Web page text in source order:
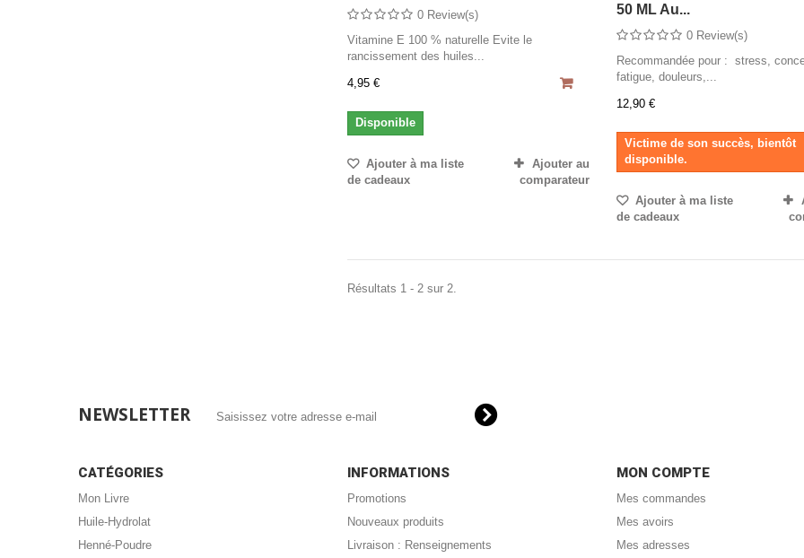
0 Review(s)
Vitamine E 100 % naturelle Evite le
rancissement des huiles...
4,95 €
Disponible
Ajouter à ma liste
de cadeaux
Ajouter au
comparateur
50 ML Au...
0 Review(s)
Recommandée pour : stress,
fatigue, douleurs,...
12,90 €
Victime de son succès, bientôt
disponible.
Ajouter à ma liste
de cadeaux
Résultats 1 - 2 sur 2.
NEWSLETTER
CATÉGORIES
Mon Livre
Huile-Hydrolat
Henné-Poudre
INFORMATIONS
Promotions
Nouveaux produits
Livraison : Renseignements
MON COMPTE
Mes commandes
Mes avoirs
Mes adresses